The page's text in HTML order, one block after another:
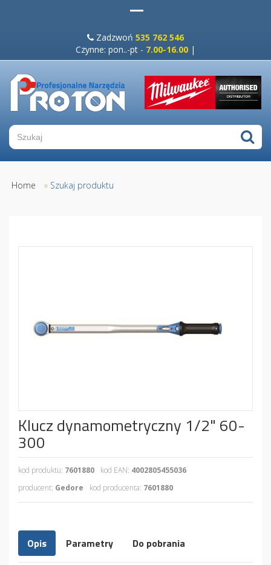
Zadzwoń 535 762 546
Czynne: pon..-pt - 7.00-16.00 |
Home » Szukaj produktu
Klucz dynamometryczny 1/2" 60-
300
kod produktu: 7601880 kod EAN: 4002805455036
producent: Gedore kod producenta: 7601880
Opis Parametry Do pobrania